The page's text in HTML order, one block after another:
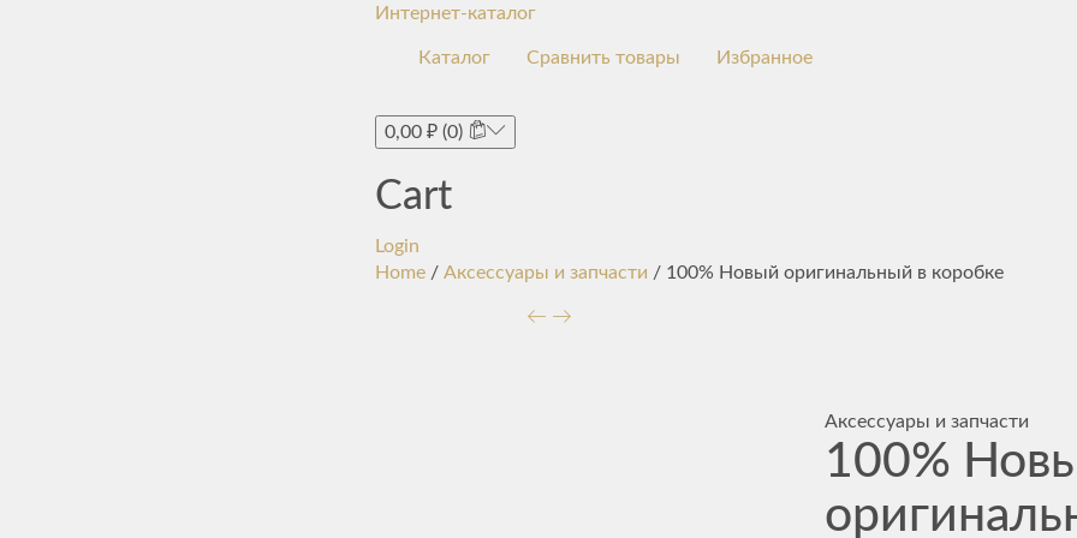
Интернет-каталог
Каталог Сравнить товары Избранное
0,00 ₽ (0)
Cart
Login
Home / Аксессуары и запчасти / 100% Новый оригинальный в коробке
Аксессуары и запчасти
100%